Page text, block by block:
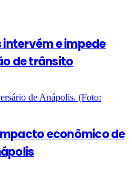
e impede
de trânsito
econômico de